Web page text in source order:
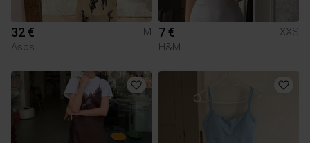
32 €
M
Asos
7 €
XXS
H&M